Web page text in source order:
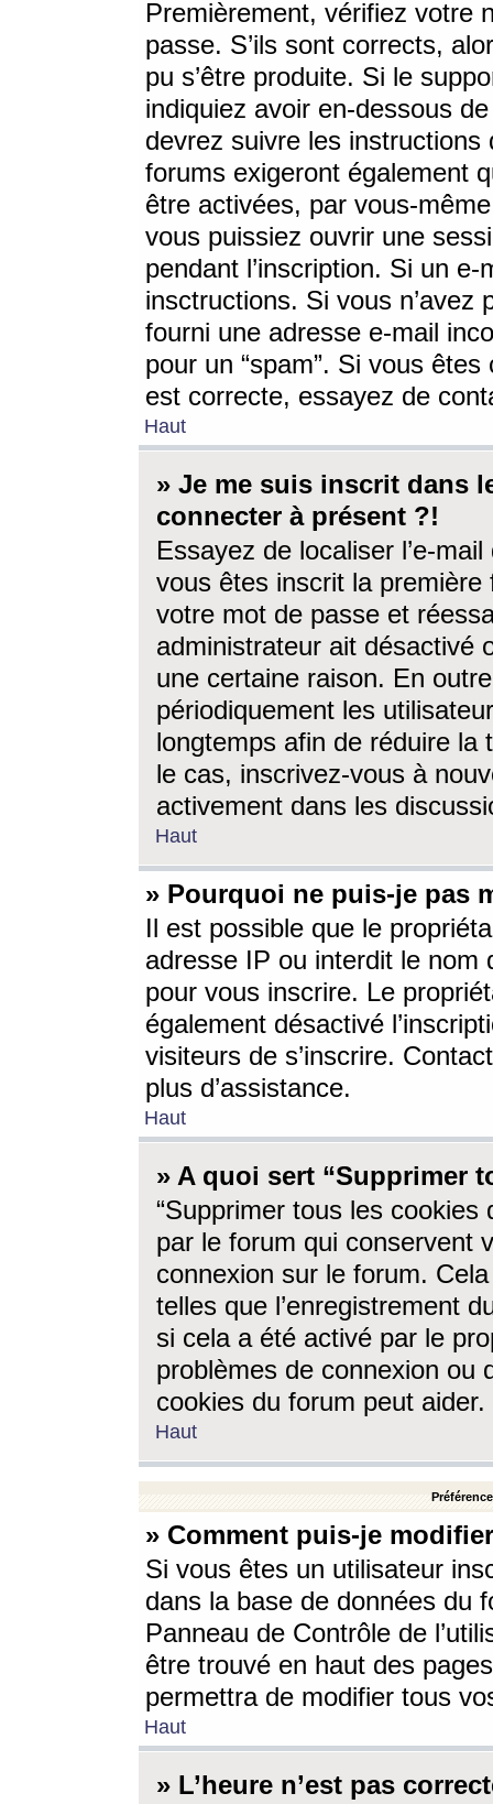
Premièrement, vérifiez votre
passe. S’ils sont corrects,
pu s’être produite. Si le
indiquiez avoir en-dessous
devrez suivre les
forums exigeront également
être activées, par vous-
vous puissiez ouvrir une
pendant l’inscription. Si un
insctructions. Si vous n’avez
fourni une adresse e-mail
pour un “spam”. Si vous
est correcte, essayez de
Haut
» Je me suis inscrit dans
connecter à présent ?!
Essayez de localiser l’e-
vous êtes inscrit la première
votre mot de passe et
administrateur ait désactivé
une certaine raison. En
périodiquement les
longtemps afin de réduire la
le cas, inscrivez-vous à
activement dans les
Haut
» Pourquoi ne puis-je pas
Il est possible que le
adresse IP ou interdit le nom
pour vous inscrire. Le
également désactivé
visiteurs de s’inscrire.
plus d’assistance.
Haut
» A quoi sert “Supprimer
“Supprimer tous les cookies
par le forum qui conservent
connexion sur le forum.
telles que l’enregistrement
si cela a été activé par le
problèmes de connexion ou
cookies du forum peut aider.
Haut
» Comment puis-je
Si vous êtes un utilisateur
dans la base de données du
Panneau de Contrôle de
être trouvé en haut des
permettra de modifier tous
Haut
» L’heure n’est pas